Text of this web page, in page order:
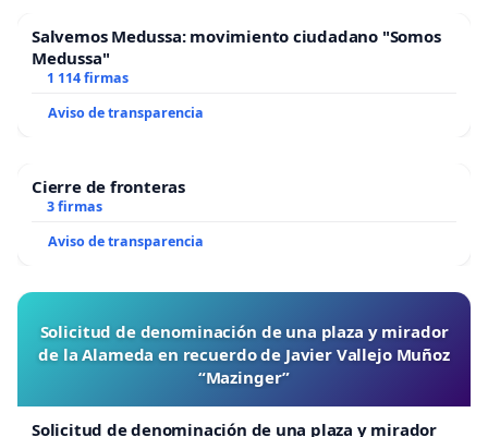
Salvemos Medussa: movimiento ciudadano "Somos
Medussa"
1 114 firmas
Aviso de transparencia
Cierre de fronteras
3 firmas
Aviso de transparencia
Solicitud de denominación de una plaza y mirador
de la Alameda en recuerdo de Javier Vallejo Muñoz
“Mazinger”
Solicitud de denominación de una plaza y mirador